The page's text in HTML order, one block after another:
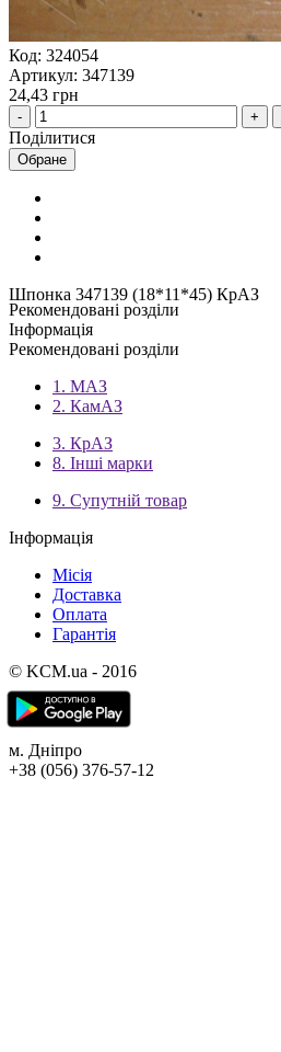
Код: 324054
Артикул: 347139
24,43 грн
Поділитися
Обране
Шпонка 347139 (18*11*45) КрАЗ
Рекомендовані розділи
Інформація
Рекомендовані розділи
1. МАЗ
2. КамАЗ
3. КрАЗ
8. Інші марки
9. Супутній товар
Інформація
Місія
Доставка
Оплата
Гарантія
© KCM.ua - 2016
м. Дніпро
+38 (056) 376-57-12